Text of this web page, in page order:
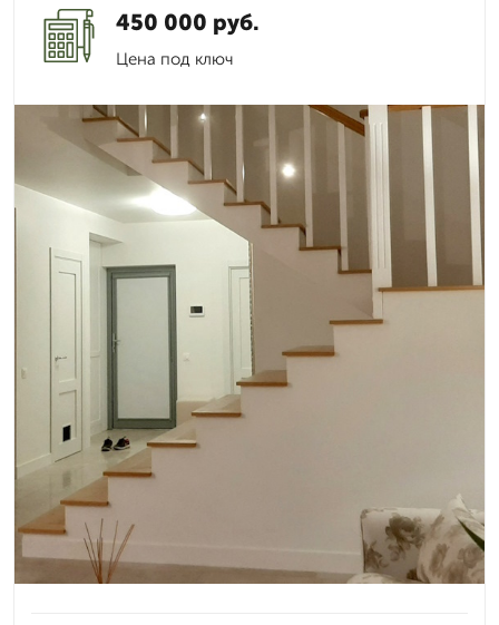
450 000 руб.
Цена под ключ